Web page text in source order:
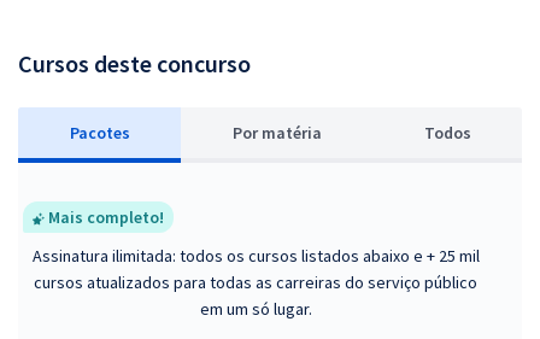
Cursos deste concurso
Pacotes Por matéria Todos
Mais completo!
Assinatura ilimitada: todos os cursos listados abaixo e + 25 mil
cursos atualizados para todas as carreiras do serviço público
em um só lugar.